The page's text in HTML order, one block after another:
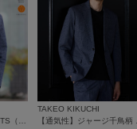
【抗菌防臭】COOL DOTS（R）ドビープリント ジャケット
TAKEO KIKUCHI
【